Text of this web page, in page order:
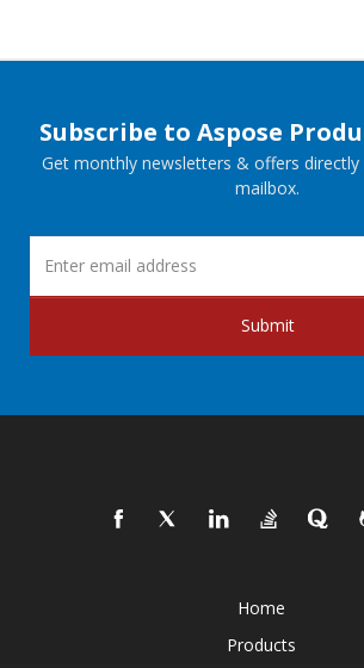
Subscribe to Aspose
Get monthly newsletters & offers
mailbox.
Submit
Home
Products